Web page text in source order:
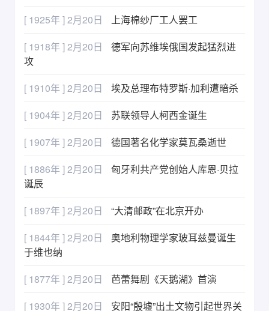
[ 1925年 ] 2月20日
上海棉纱厂工人罢工
[ 1918年 ] 2月20日
德军向苏维埃俄国发起猛烈进
攻
[ 1910年 ] 2月20日
埃及总理布特罗斯·加利遭暗杀
[ 1904年 ] 2月20日
苏联领导人柯西金诞生
[ 1907年 ] 2月20日
德国著名化学家莫瓦桑逝世
[ 1886年 ] 2月20日
匈牙利共产党创始人库恩·贝拉
诞辰
[ 1897年 ] 2月20日
“大清邮政”在北京开办
[ 1844年 ] 2月20日
奥地利物理学家玻耳兹曼诞生
于维也纳
[ 1877年 ] 2月20日
芭蕾舞剧《天鹅湖》首演
[ 1930年 ] 2月20日
安阳“殷墟”出土文物引起世界关